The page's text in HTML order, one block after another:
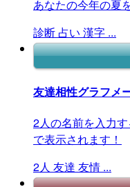
あなたの今年の夏
診断 占い 漢字 ...
友達相性グラフメ
2人の名前を入力
で表示されます！
2人 友達 友情 ...